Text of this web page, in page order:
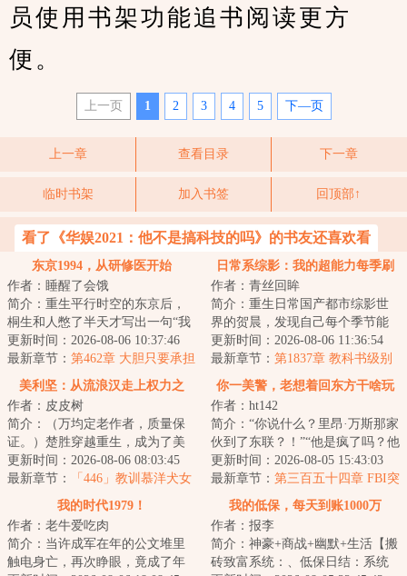
员使用书架功能追书阅读更方
便。
上一页 1 2 3 4 5 下—页
上一章 查看目录 下一章
临时书架 加入书签 回顶部↑
看了《华娱2021：他不是搞科技的吗》的书友还喜欢看
东京1994，从研修医开始
作者：睡醒了会饿
简介：重生平行时空的东京后，
桐生和人憋了半天才写出一句“我
的高中成绩并不理想”，无奈之
下，只能弃文...
更新时间：2026-08-06 10:37:46
最新章节： 第462章 大胆只要承担
风险
日常系综影：我的超能力每季刷
新
作者：青丝回眸
简介：重生日常国产都市综影世
界的贺晨，发现自己每个季节能
刷新出一种超能力，从此过上了
不一样的日常人...
更新时间：2026-08-06 11:36:54
最新章节： 第1837章 教科书级别
的挖坑埋人！皮一下很开心的贺
晨！
美利坚：从流浪汉走上权力之
作者：皮皮树
简介：（万均定老作者，质量保
证。）楚胜穿越重生，成为了美
利坚的一个流浪汉。「叮……打
野系统，绑定中...
更新时间：2026-08-06 08:03:45
最新章节：
「446」教训慕洋犬女
记者，墨西哥攻略！
你一美警，老想着回东方干啥玩
作者：ht142
简介：“你说什么？里昂·万斯那家
伙到了东联？！”“他是疯了吗？他
在西雅图是精英、是英雄、是年
薪十万...
更新时间：2026-08-05 15:43:03
最新章节： 第三百五十四章 FBI突
袭受阻
我的时代1979！
作者：老牛爱吃肉
简介：当许成军在年的公文堆里
触电身亡，再次睁眼，竟成了年
我的低保，每天到账1000万
作者：报李
简介：神豪+商战+幽默+生活【搬
砖致富系统：、低保日结：系统